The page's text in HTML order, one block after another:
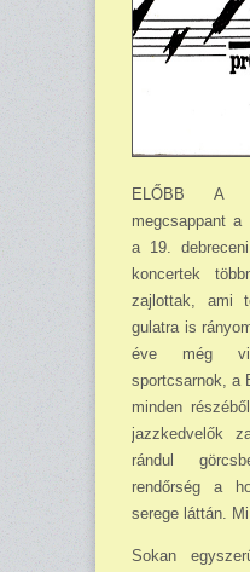
ELŐBB A
megcsappant a
a 19.
koncertek
zajlottak, ami
gulatra is
éve még
sportcsarnok, a
minden
jazzkedvelők
rándul
rendőrség a
serege láttán.
Sokan